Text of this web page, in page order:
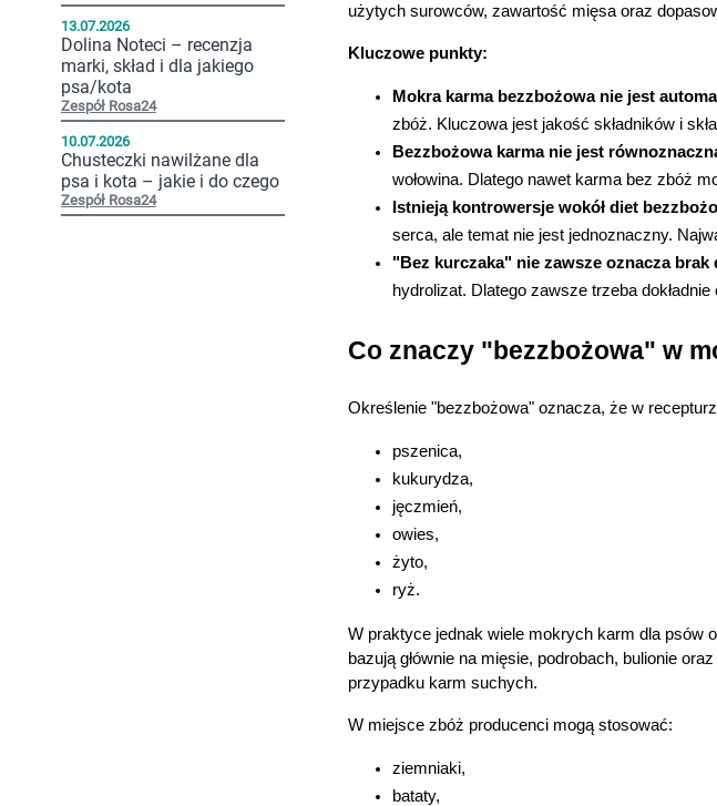
13.07.2026
Dolina Noteci – recenzja
marki, skład i dla jakiego
psa/kota
Zespół Rosa24
10.07.2026
Chusteczki nawilżane dla
psa i kota – jakie i do czego
Zespół Rosa24
użytych surowców, zawartość mięsa oraz
Kluczowe punkty:
Mokra karma bezzbożowa nie jest
zbóż. Kluczowa jest jakość składników i
Bezzbożowa karma nie jest
wołowina. Dlatego nawet karma bez zbóż
Istnieją kontrowersje wokół diet
serca, ale temat nie jest jednoznaczny.
"Bez kurczaka" nie zawsze oznacza brak
hydrolizat. Dlatego zawsze trzeba
Co znaczy "bezzbożowa" w
Określenie "bezzbożowa" oznacza, że w
pszenica,
kukurydza,
jęczmień,
owies,
żyto,
ryż.
W praktyce jednak wiele mokrych karm dla psów
bazują głównie na mięsie, podrobach, bulionie
przypadku karm suchych.
W miejsce zbóż producenci mogą stosować:
ziemniaki,
bataty,